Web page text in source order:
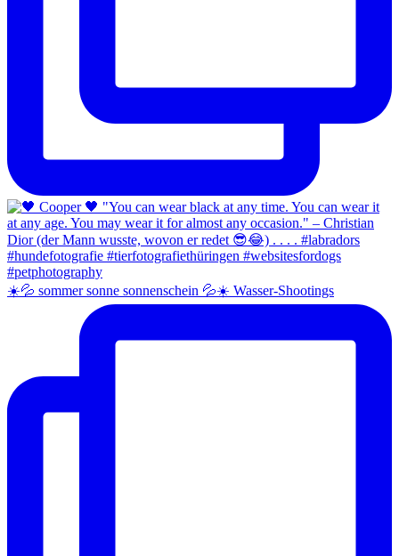
☀️💦 sommer sonne sonnenschein 💦☀️ Wasser-Shootings